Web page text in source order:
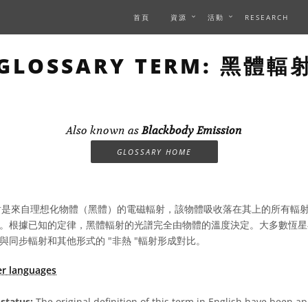
首頁 資源 活動 RESEARCH
TERM: 黑體輻
Also known asBlackbody Emission
GLOSSARY HOME
來自理想化物體（黑體）的電磁輻射，該物體吸收落在其上的所有輻
根據已知的定律，黑體輻射的光譜完全由物體的溫度決定。大多數恆
同步輻射和其他形式的 "非熱 "輻射形成對比。
languages